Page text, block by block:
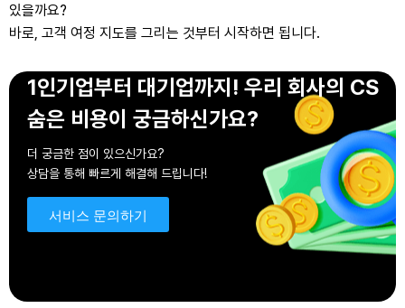
있을까요?
바로, 고객 여정 지도를 그리는 것부터 시작하면 됩니다.
1인기업부터 대기업까지! 우리 회사의 CS
숨은 비용이 궁금하신가요?
더 궁금한 점이 있으신가요?
상담을 통해 빠르게 해결해 드립니다!
서비스 문의하기